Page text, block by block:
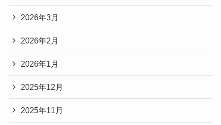
2026年3月
2026年2月
2026年1月
2025年12月
2025年11月